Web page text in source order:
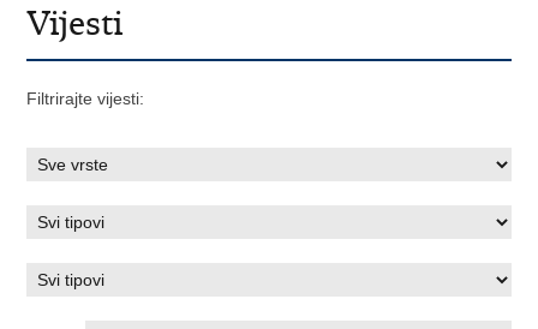
Vijesti
Filtrirajte vijesti: